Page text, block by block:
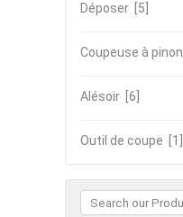
Déposer [5]
Coupeuse à pinon
Alésoir [6]
Outil de coupe [1]